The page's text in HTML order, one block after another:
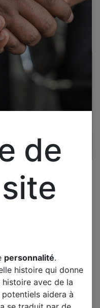
de
personnalité.
histoire qui donne
avec de la
aidera à